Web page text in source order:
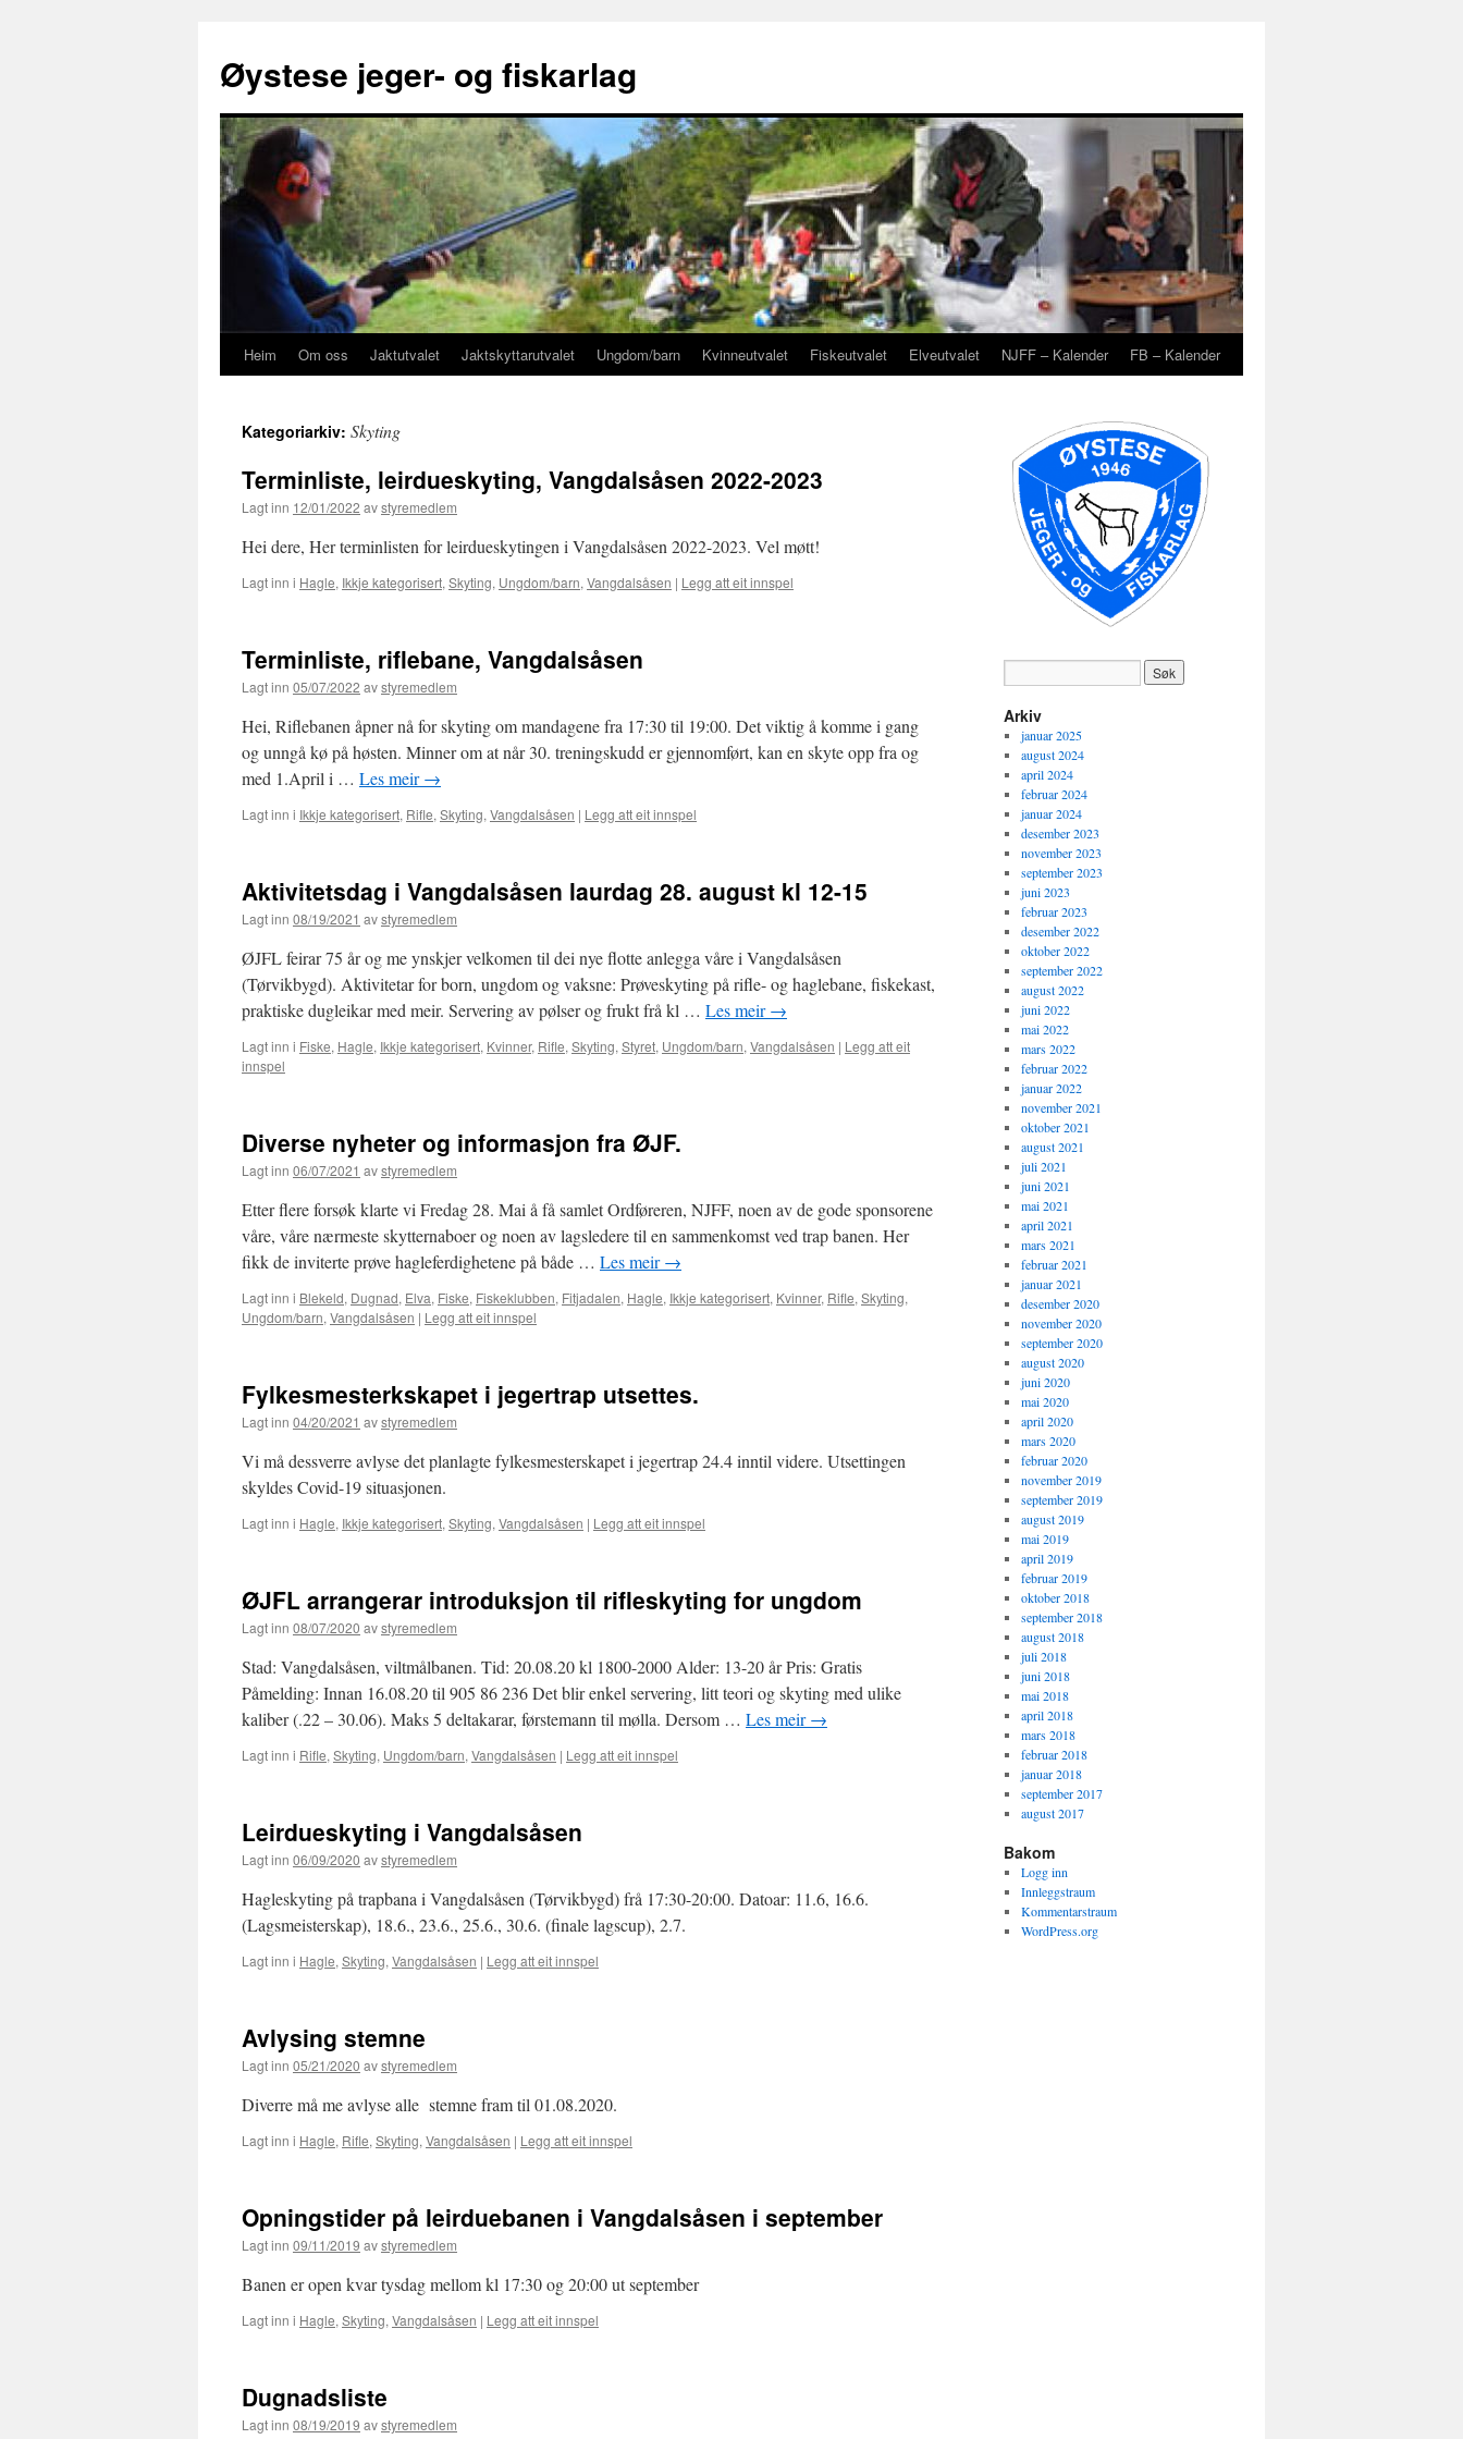
Øystese jeger- og fiskarlag
innhaldet
Heim Om oss Jaktutvalet Jaktskyttarutvalet Ungdom/barn Kvinneutvalet Fiskeutvalet Elveutvalet NJFF – Kalender FB – Kalender
Kategoriarkiv: Skyting
Terminliste, leirdueskyting, Vangdalsåsen 2022-2023
Lagt inn 12/01/2022 avstyremedlem
Hei dere, Her terminlisten for leirdueskytingen i Vangdalsåsen 2022-2023. Vel møtt!
Lagt inn i Hagle, Ikkje kategorisert, Skyting, Ungdom/barn, Vangdalsåsen | Legg att eit innspel
Terminliste, riflebane, Vangdalsåsen
Lagt inn 05/07/2022 avstyremedlem
Hei, Riflebanen åpner nå for skyting om mandagene fra 17:30 til 19:00. Det viktig å komme i gang
og unngå kø på høsten. Minner om at når 30. treningskudd er gjennomført, kan en skyte opp fra og
med 1.April i … Les meir→
Lagt inn i Ikkje kategorisert, Rifle, Skyting, Vangdalsåsen | Legg att eit innspel
Aktivitetsdag i Vangdalsåsen laurdag 28. august kl 12-15
Lagt inn 08/19/2021 avstyremedlem
ØJFL feirar 75 år og me ynskjer velkomen til dei nye flotte anlegga våre i Vangdalsåsen
(Tørvikbygd). Aktivitetar for born, ungdom og vaksne: Prøveskyting på rifle- og haglebane, fiskekast,
praktiske dugleikar med meir. Servering av pølser og frukt frå kl … Les meir→
Lagt inn i Fiske, Hagle, Ikkje kategorisert, Kvinner, Rifle, Skyting, Styret, Ungdom/barn, Vangdalsåsen | Legg att eit
innspel
Diverse nyheter og informasjon fra ØJF.
Lagt inn 06/07/2021 avstyremedlem
Etter flere forsøk klarte vi Fredag 28. Mai å få samlet Ordføreren, NJFF, noen av de gode sponsorene
våre, våre nærmeste skytternaboer og noen av lagsledere til en sammenkomst ved trap banen. Her
fikk de inviterte prøve hagleferdighetene på både … Les meir→
Lagt inn i Blekeld, Dugnad, Elva, Fiske, Fiskeklubben, Fitjadalen, Hagle, Ikkje kategorisert, Kvinner, Rifle, Skyting,
Ungdom/barn, Vangdalsåsen | Legg att eit innspel
Fylkesmesterkskapet i jegertrap utsettes.
Lagt inn 04/20/2021 avstyremedlem
Vi må dessverre avlyse det planlagte fylkesmesterskapet i jegertrap 24.4 inntil videre. Utsettingen
skyldes Covid-19 situasjonen.
Lagt inn i Hagle, Ikkje kategorisert, Skyting, Vangdalsåsen | Legg att eit innspel
ØJFL arrangerar introduksjon til rifleskyting for ungdom
Lagt inn 08/07/2020 avstyremedlem
Stad: Vangdalsåsen, viltmålbanen. Tid: 20.08.20 kl 1800-2000 Alder: 13-20 år Pris: Gratis
Påmelding: Innan 16.08.20 til 905 86 236 Det blir enkel servering, litt teori og skyting med ulike
kaliber (.22 – 30.06). Maks 5 deltakarar, førstemann til mølla. Dersom … Les meir→
Lagt inn i Rifle, Skyting, Ungdom/barn, Vangdalsåsen | Legg att eit innspel
Leirdueskyting i Vangdalsåsen
Lagt inn 06/09/2020 avstyremedlem
Hagleskyting på trapbana i Vangdalsåsen (Tørvikbygd) frå 17:30-20:00. Datoar: 11.6, 16.6.
(Lagsmeisterskap), 18.6., 23.6., 25.6., 30.6. (finale lagscup), 2.7.
Lagt inn i Hagle, Skyting, Vangdalsåsen | Legg att eit innspel
Avlysing stemne
Lagt inn 05/21/2020 avstyremedlem
Diverre må me avlyse alle stemne fram til 01.08.2020.
Lagt inn i Hagle, Rifle, Skyting, Vangdalsåsen | Legg att eit innspel
Opningstider på leirduebanen i Vangdalsåsen i september
Lagt inn 09/11/2019 avstyremedlem
Banen er open kvar tysdag mellom kl 17:30 og 20:00 ut september
Lagt inn i Hagle, Skyting, Vangdalsåsen | Legg att eit innspel
Dugnadsliste
Lagt inn 08/19/2019 avstyremedlem
Arkiv
januar 2025
august 2024
april 2024
februar 2024
januar 2024
desember 2023
november 2023
september 2023
juni 2023
februar 2023
desember 2022
oktober 2022
september 2022
august 2022
juni 2022
mai 2022
mars 2022
februar 2022
januar 2022
november 2021
oktober 2021
august 2021
juli 2021
juni 2021
mai 2021
april 2021
mars 2021
februar 2021
januar 2021
desember 2020
november 2020
september 2020
august 2020
juni 2020
mai 2020
april 2020
mars 2020
februar 2020
november 2019
september 2019
august 2019
mai 2019
april 2019
februar 2019
oktober 2018
september 2018
august 2018
juli 2018
juni 2018
mai 2018
april 2018
mars 2018
februar 2018
januar 2018
september 2017
august 2017
Bakom
Logg inn
Innleggstraum
Kommentarstraum
WordPress.org